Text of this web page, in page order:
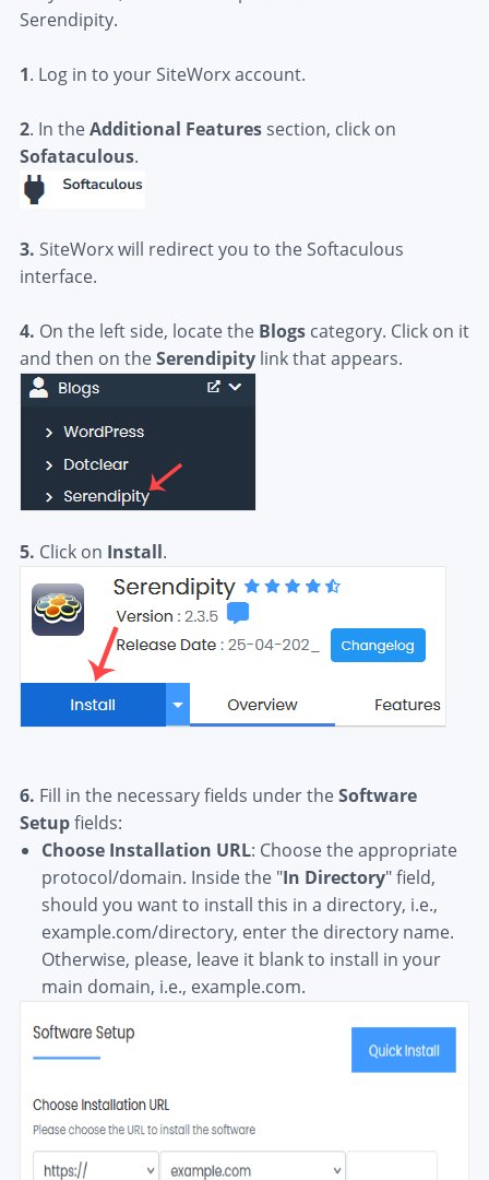
Serendipity.
1. Log in to your SiteWorx account.
2. In theAdditional Featuressection, click on
Sofataculous.
3. SiteWorx will redirect you to the Softaculous
interface.
4. On the left side, locate the Blogscategory. Click on it
and then on theSerendipitylink that appears.
5. Click on Install.
6. Fill in the necessary fields under theSoftware
Setupfields:
Choose Installation URL: Choose the appropriate
protocol/domain. Inside the "In Directory" field,
should you want to install this in a directory, i.e.,
example.com/directory, enter the directory name.
Otherwise, please, leave it blank to install in your
main domain, i.e., example.com.